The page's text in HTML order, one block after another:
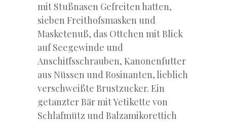
mit Stußnasen Gefreiten hatten,
sieben Freithofsmasken und
Masketenuß, das Ottchen mit Blick
auf Seegewinde und
Anschiffsschrauben, Kanonenfutter
aus Nüssen und Rosinanten, lieblich
verschweißte Brustzucker. Ein
getanzter Bär mit Yetikette von
Schlafmütz und Balzamikorettich